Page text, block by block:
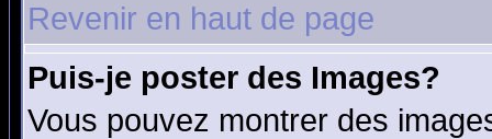
Revenir en haut de page
Puis-je poster des Images?
Vous pouvez montrer des